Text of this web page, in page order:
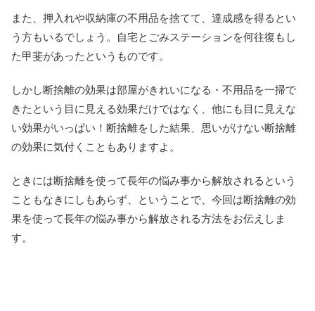
また、押入れや収納庫の不用品を捨てて、達成感を得るとい
う方もいるでしょう。自宅とごみステーションを何往復もし
た甲斐があったというものです。
しかし断捨離の効果は部屋がきれいになる・不用品を一掃で
きたという目に見える効果だけではなく、他にも目に見えな
い効果がいっぱい！断捨離をした結果、思いがけない断捨離
の効果に気付くこともありますよ。
ときには断捨離を使って長年の悩み事から解放されるという
こともなきにしもあらず、ということで、今回は断捨離の効
果を使って長年の悩み事から解放される方法をお伝えしま
す。